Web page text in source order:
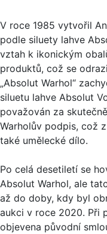
V roce 1985 vytvořil
podle siluety lahve
vztah k ikonickým
produktů, což se
„Absolut Warhol“
siluetu lahve Absolut
považován za
Warholův podpis, což
také umělecké dílo.
Po celá desetiletí se
Absolut Warhol, ale
až do doby, kdy byl
aukci v roce 2020. Při
objevena původní